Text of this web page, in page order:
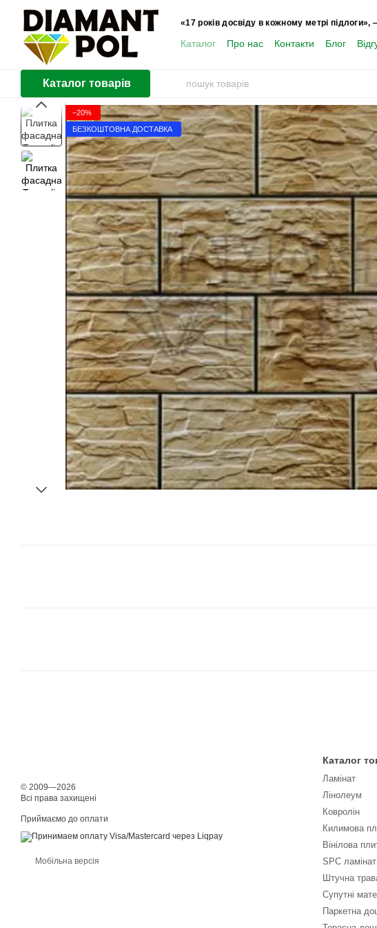
Перейти до основного контенту
«17 років досвіду в кожному метрі
Каталог Про нас Контакти Блог
Каталог товарів
−20%
БЕЗКОШТОВНА ДОСТАВКА
© 2009—2026
Всі права захищені
Приймаємо до оплати
Мобільна версія
Каталог
Ламінат
Лінолеум
Ковролін
Килимова
Вінілова
SPC ламінат
Штучна
Супутні
Паркетна